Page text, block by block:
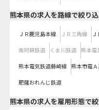
熊本県の求人を路線で絞り
ＪＲ鹿児島本線 ＪＲ三角線
南阿蘇鉄道 くま川鉄道 熊本電
熊本電気鉄道藤崎線 熊本市電
肥薩おれんじ鉄道
熊本県の求人を雇用形態で